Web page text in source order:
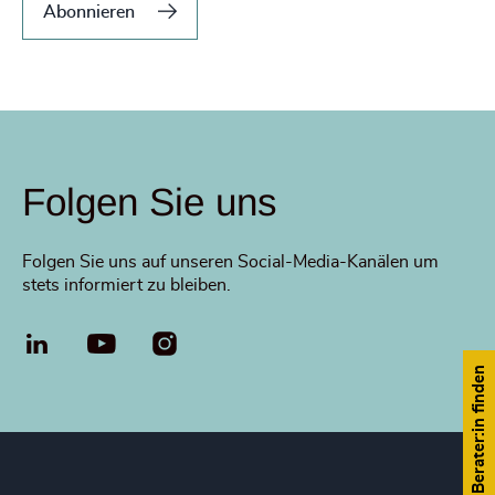
Abonnieren
Folgen Sie uns
Folgen Sie uns auf unseren Social-Media-Kanälen um
stets informiert zu bleiben.
LinkedIn YouTube
Berater:in finden